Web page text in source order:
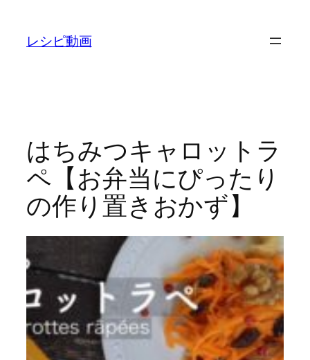
レシピ動画
はちみつキャロットラ
ペ【お弁当にぴったり
の作り置きおかず】